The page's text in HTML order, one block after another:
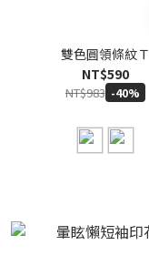
雙色圓領條紋Ｔ
NT$590
NT$983 -40%